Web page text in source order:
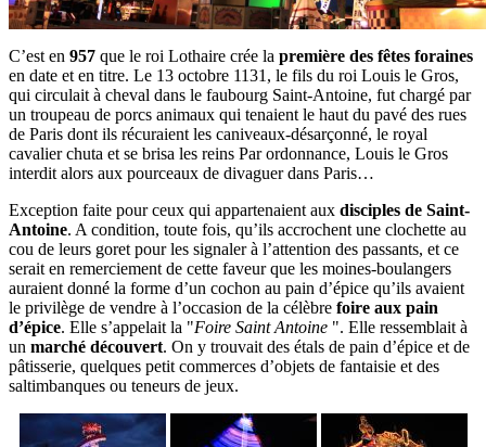
C’est en 957 que le roi Lothaire crée la première des fêtes foraines
en date et en titre. Le 13 octobre 1131, le fils du roi Louis le Gros,
qui circulait à cheval dans le faubourg Saint-Antoine, fut chargé par
un troupeau de porcs animaux qui tenaient le haut du pavé des rues
de Paris dont ils récuraient les caniveaux-désarçonné, le royal
cavalier chuta et se brisa les reins Par ordonnance, Louis le Gros
interdit alors aux pourceaux de divaguer dans Paris…
Exception faite pour ceux qui appartenaient aux disciples de Saint-
Antoine. A condition, toute fois, qu’ils accrochent une clochette au
cou de leurs goret pour les signaler à l’attention des passants, et ce
serait en remerciement de cette faveur que les moines-boulangers
auraient donné la forme d’un cochon au pain d’épice qu’ils avaient
le privilège de vendre à l’occasion de la célèbre foire aux pain
d’épice. Elle s’appelait la "Foire Saint Antoine ". Elle ressemblait à
un marché découvert. On y trouvait des étals de pain d’épice et de
pâtisserie, quelques petit commerces d’objets de fantaisie et des
saltimbanques ou teneurs de jeux.